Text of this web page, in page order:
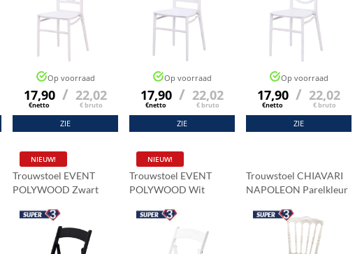
Op voorraad
17,90
€netto
/ 22,02
€ bruto
ZIE
Op voorraad
17,90
€netto
/ 22,02
€ bruto
ZIE
Op voorraad
17,90
€netto
/ 22,02
€ bruto
ZIE
Trouwstoel EVENT
POLYWOOD Zwart
NIEUW!
Trouwstoel EVENT
POLYWOOD Wit
NIEUW!
Trouwstoel CHIAVARI
NAPOLEON Parelkleur